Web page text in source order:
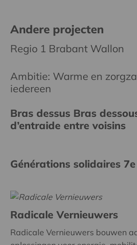
Andere projecten
Regio 1 Brabant Wallon
Ambitie: Warme en
iedereen
Bras dessus Bras
d’entraide entre voisins
Générations solidaires
Radicale Vernieuwers
Radicale Vernieuwers bouwen